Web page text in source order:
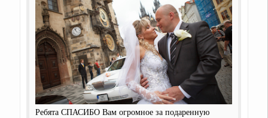
Ребята СПАСИБО Вам огромное за подаренную